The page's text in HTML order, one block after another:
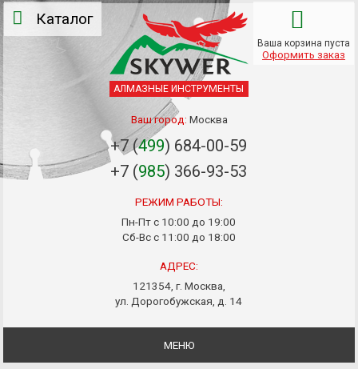
АЛМАЗНЫЕ ИНСТРУМЕНТЫ
Ваш город: Москва
+7 (499) 684-00-59
+7 (985) 366-93-53
РЕЖИМ РАБОТЫ:
Пн-Пт с 10:00 до 19:00
Сб-Вс с 11:00 до 18:00
АДРЕС:
121354, г. Москва,
ул. Дорогобужская, д. 14
Ваша корзина пуста
Оформить заказ
МЕНЮ
Каталог